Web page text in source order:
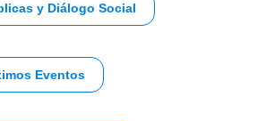
y Diálogo Social
Eventos